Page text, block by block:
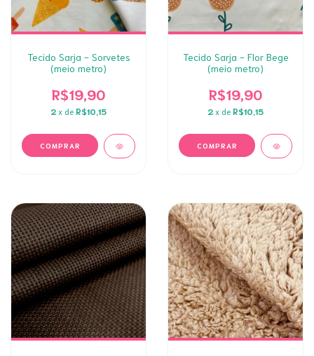
Tecido Sarja - Sorvetes
(meio metro)
R$19,90
2 x de R$10,15
Tecido Sarja - Flor Bege
(meio metro)
R$19,90
2 x de R$10,15